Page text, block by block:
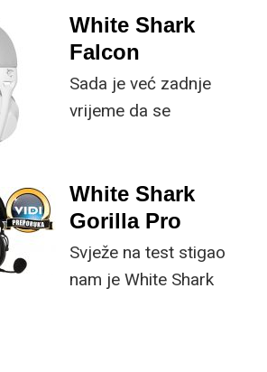
zabavnijom?
koji smo imali prilike
isprobati nudi solidan
povezivanja, odvojivi
mikrofon i, kao što je
pristupačnu cijenu.
White Shark
Falcon
Sada je već zadnje
vrijeme da se
ključan problem ove
periferije
White Shark
Gorilla Pro
Svježe na test stigao
nam je White Shark